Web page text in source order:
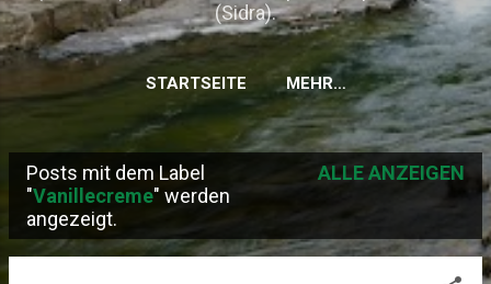
(Sidra).
STARTSEITE MEHR…
P
o
s
Posts mit dem Label
"Vanillecreme" werden
angezeigt.
ALLE ANZEIGEN